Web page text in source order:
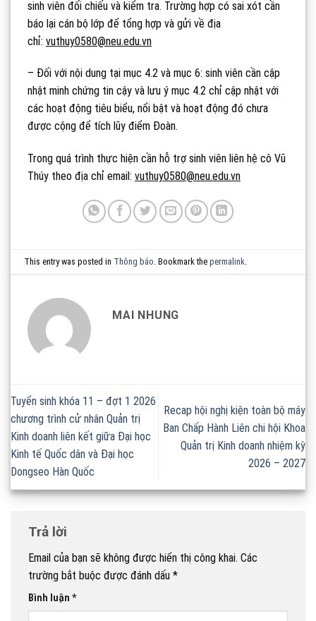
sinh viên đối chiếu và kiểm tra. Trường hợp có sai xót cần
báo lại cán bộ lớp để tổng hợp và gửi về địa
chỉ: vuthuy0580@neu.edu.vn
– Đối với nội dung tại mục 4.2 và mục 6: sinh viên cần cập
nhật minh chứng tin cậy và lưu ý mục 4.2 chỉ cập nhật với
các hoạt động tiêu biểu, nổi bật và hoạt động đó chưa
được cộng để tích lũy điểm Đoàn.
Trong quá trình thực hiện cần hỗ trợ sinh viên liên hệ cô Vũ
Thúy theo địa chỉ email: vuthuy0580@neu.edu.vn
This entry was posted in Thông báo . Bookmark thepermalink
MAI NHUNG
Tuyển sinh khóa 11 – đợt 1 2026
chương trình cử nhân Quản trị
Kinh doanh liên kết giữa Đại học
Kinh tế Quốc dân và Đại học
Dongseo Hàn Quốc
Recap hội nghị kiện toàn bộ máy
Ban Chấp Hành Liên chi hội Khoa
Quản trị Kinh doanh nhiệm kỳ
2026 – 2027
Trả lời
Email của bạn sẽ không được hiển thị công khai. Các
trường bắt buộc được đánh dấu *
Bình luận *